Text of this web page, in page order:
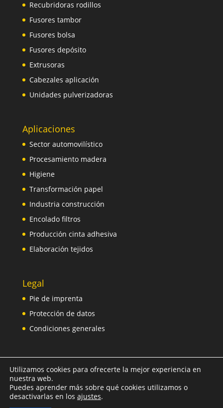
Recubridoras rodillos
Fusores tambor
Fusores bolsa
Fusores depósito
Extrusoras
Cabezales aplicación
Unidades pulverizadoras
Aplicaciones
Sector automovilístico
Procesamiento madera
Higiene
Transformación papel
Industria construcción
Encolado filtros
Producción cinta adhesiva
Elaboración tejidos
Legal
Pie de imprenta
Protección de datos
Condiciones generales
Geschützt durch Google reCAPTCHA
Utilizamos cookies para ofrecerte la mejor experiencia en
nuestra web.
Puedes aprender más sobre qué cookies utilizamos o
desactivarlas en los ajustes.